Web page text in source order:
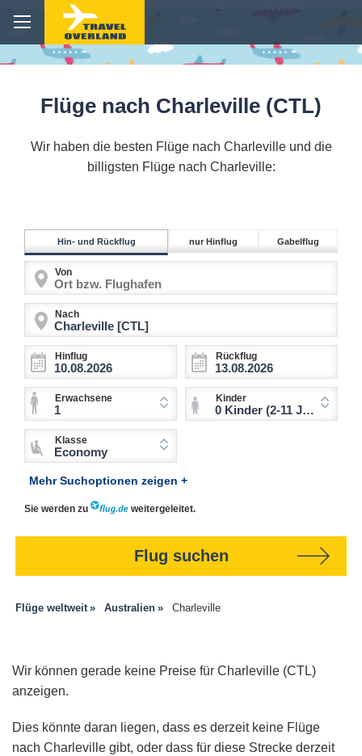
Flüge nach Charleville (CTL)
Wir haben die besten Flüge nach Charleville und die
billigsten Flüge nach Charleville:
Hin- und Rückflug nur Hinflug Gabelflug
Von
Nach
Hinflug Rückflug
Erwachsene
1
Kinder
0 Kinder (2-11 Jahre)
Klasse
Economy
Mehr Suchoptionen zeigen +
Sie werden zu weitergeleitet.
Flug suchen
Flüge weltweit Australien Charleville
Wir können gerade keine Preise für Charleville (CTL)
anzeigen.
Dies könnte daran liegen, dass es derzeit keine Flüge
nach Charleville gibt, oder dass für diese Strecke derzeit